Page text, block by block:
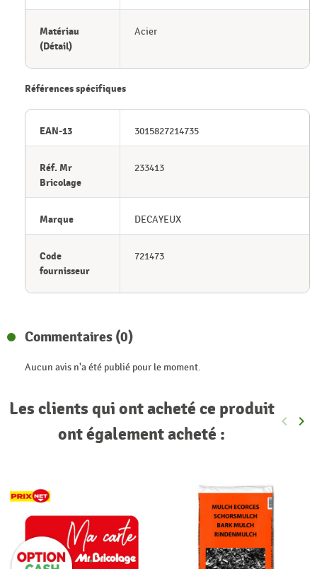
Matériau
(Détail)
Acier
Références spécifiques
EAN-13 3015827214735
Réf. Mr
Bricolage
233413
Marque DECAYEUX
Code
fournisseur
721473
Commentaires (0)
Aucun avis n'a été publié pour le moment.
Les clients qui ont acheté ce produit
ont également acheté :
keyboard_arrow_left keyboard_arrow_right